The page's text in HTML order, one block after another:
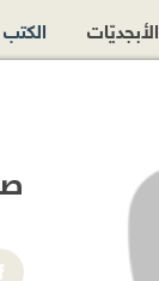
الأبجديّات الكتب